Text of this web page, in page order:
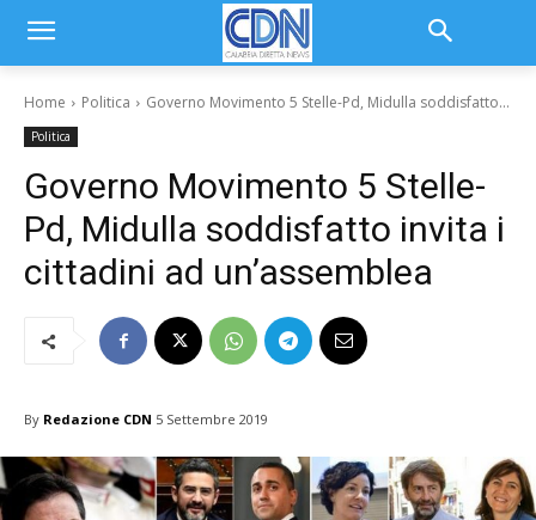
Home Politica Governo Movimento 5 Stelle-Pd, Midulla soddisfatto...
Politica
Governo Movimento 5 Stelle-
Pd, Midulla soddisfatto invita i
cittadini ad un’assemblea
By Redazione CDN 5 Settembre 2019